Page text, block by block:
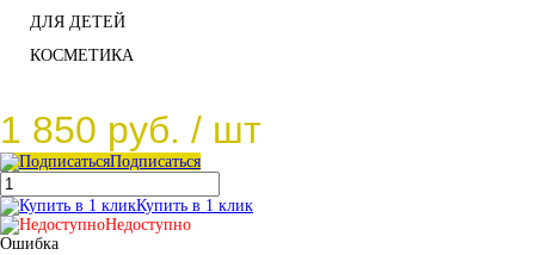
ДЛЯ ДЕТЕЙ
КОСМЕТИКА
1 850 руб. / шт
Подписаться
Купить в 1 клик
Недоступно
Ошибка